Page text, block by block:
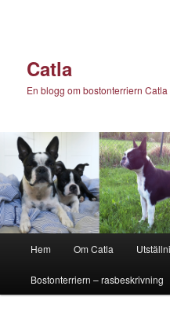
Catla
En blogg om bostonterriern
Hem Om Catla
Bostonterriern – rasbeskrivning